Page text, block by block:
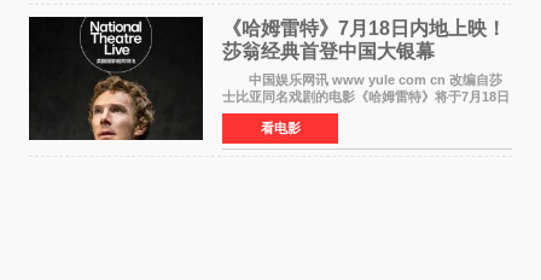
《哈姆雷特》7月18日内地上映！
莎翁经典首登中国大银幕
中国娱乐网讯 www yule com cn 改编自莎
士比亚同名戏剧的电影《哈姆雷特》将于7月18日
在中国内地上映。这部跨越四百年的文学经典被
搬上大银幕，为观众带来一场视觉与听觉的双重
盛宴。 《
看电影